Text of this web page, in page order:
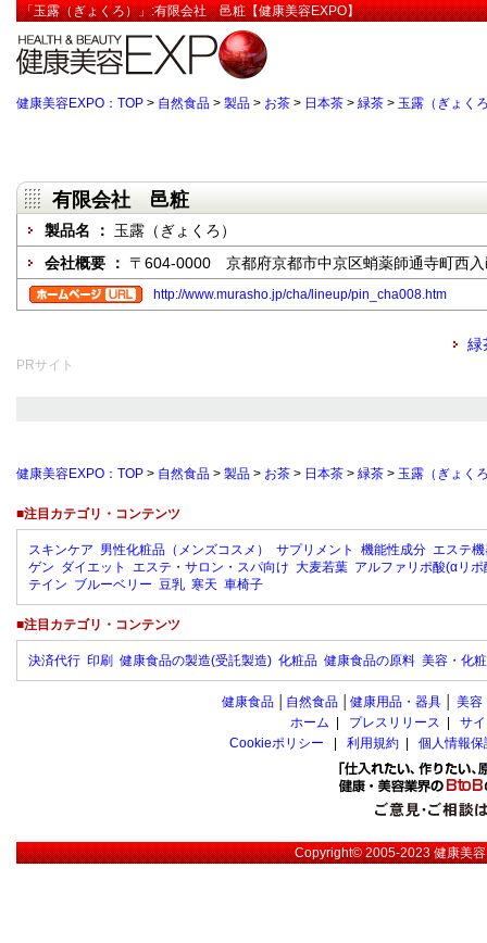
「玉露（ぎょくろ）」:有限会社 邑粧【健康美容EXPO】
健康美容EXPO：TOP > 自然食品 > 製品 > お茶 > 日本茶 > 緑茶 > 玉露（ぎょく
有限会社 邑粧
製品名 ： 玉露（ぎょくろ）
会社概要 ： 〒604-0000 京都府京都市中京区蛸薬師通寺町西
http://www.murasho.jp/cha/lineup/pin_cha008.htm
緑
PRサイト
健康美容EXPO：TOP > 自然食品 > 製品 > お茶 > 日本茶 > 緑茶 > 玉露（ぎょく
■注目カテゴリ・コンテンツ
スキンケア 男性化粧品（メンズコスメ） サプリメント 機能性成分 エステ
ゲン ダイエット エステ・サロン・スパ向け 大麦若葉 アルファリポ酸(αリポ
テイン ブルーベリー 豆乳 寒天 車椅子
■注目カテゴリ・コンテンツ
決済代行 印刷 健康食品の製造(受託製造) 化粧品 健康食品の原料 美容・化
健康食品 自然食品 健康用品・器具 美容
ホーム
プレスリリース
サ
Cookieポリシー
利用規約 個人情報
Copyright© 2005-2023健康美